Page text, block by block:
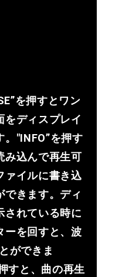
を押すとワン
をディスプレイ
。"INFO”を押す
み込んで再生可
ァイルに書き込
できます。ディ
されている時に
ーを回すと、波
ができま
すと、曲の再生